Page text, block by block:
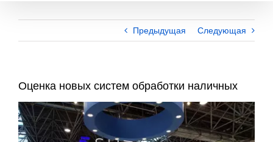
Предыдущая Следующая
Оценка новых систем обработки наличных
View
Larger
Image